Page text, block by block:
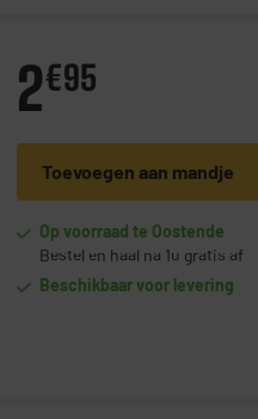
2€95
Toevoegen aan mandje
Op voorraad te Oostende
Bestel en haal na 1u gratis af
Beschikbaar voor levering